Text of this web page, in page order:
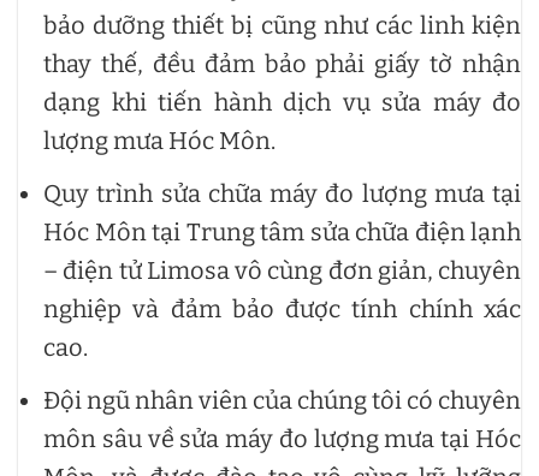
bảo dưỡng thiết bị cũng như các linh kiện
thay thế, đều đảm bảo phải giấy tờ nhận
dạng khi tiến hành dịch vụ sửa máy đo
lượng mưa Hóc Môn.
Quy trình sửa chữa máy đo lượng mưa tại
Hóc Môn tại Trung tâm sửa chữa điện lạnh
– điện tử Limosa vô cùng đơn giản, chuyên
nghiệp và đảm bảo được tính chính xác
cao.
Đội ngũ nhân viên của chúng tôi có chuyên
môn sâu về sửa máy đo lượng mưa tại Hóc